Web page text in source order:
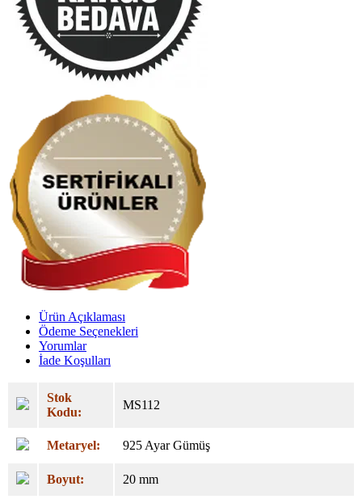
Ürün Açıklaması
Ödeme Seçenekleri
Yorumlar
İade Koşulları
Stok
Kodu:
MS112
Metaryel: 925 Ayar Gümüş
Boyut: 20 mm